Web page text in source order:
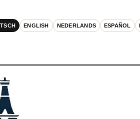
ENGLISH NEDERLANDS ESPAÑOL